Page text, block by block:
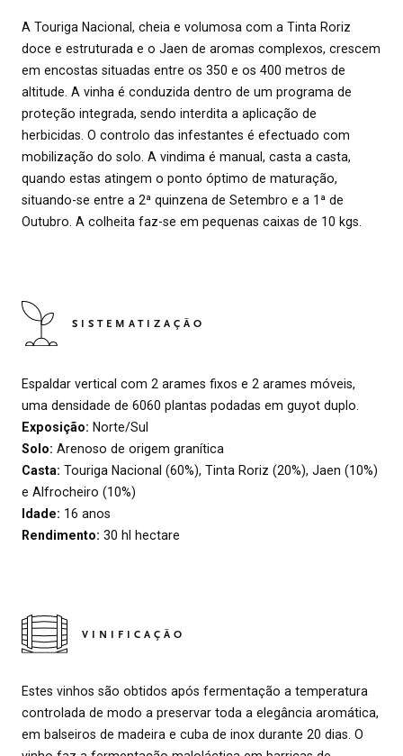
A Touriga Nacional, cheia e volumosa com a Tinta Roriz
doce e estruturada e o Jaen de aromas complexos, crescem
em encostas situadas entre os 350 e os 400 metros de
altitude. A vinha é conduzida dentro de um programa de
proteção integrada, sendo interdita a aplicação de
herbicidas. O controlo das infestantes é efectuado com
mobilização do solo. A vindima é manual, casta a casta,
quando estas atingem o ponto óptimo de maturação,
situando-se entre a 2ª quinzena de Setembro e a 1ª de
Outubro. A colheita faz-se em pequenas caixas de 10 kgs.
SISTEMATIZAÇÃO
Espaldar vertical com 2 arames fixos e 2 arames móveis,
uma densidade de 6060 plantas podadas em guyot duplo.
Exposição: Norte/Sul
Solo: Arenoso de origem granítica
Casta: Touriga Nacional (60%), Tinta Roriz (20%), Jaen (10%)
e Alfrocheiro (10%)
Idade: 16 anos
Rendimento: 30 hl hectare
VINIFICAÇÃO
Estes vinhos são obtidos após fermentação a temperatura
controlada de modo a preservar toda a elegância aromática,
em balseiros de madeira e cuba de inox durante 20 dias. O